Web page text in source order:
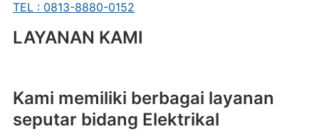
TEL : 0813-8880-0152
LAYANAN KAMI
Kami memiliki berbagai layanan
seputar bidang Elektrikal